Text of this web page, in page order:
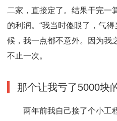
二家，直接定了。结果干完一
的利润。“我当时傻眼了，气
候，我一点都不意外。因为我
不止一次。
那个让我亏了5000块
两年前我自己接了个小工